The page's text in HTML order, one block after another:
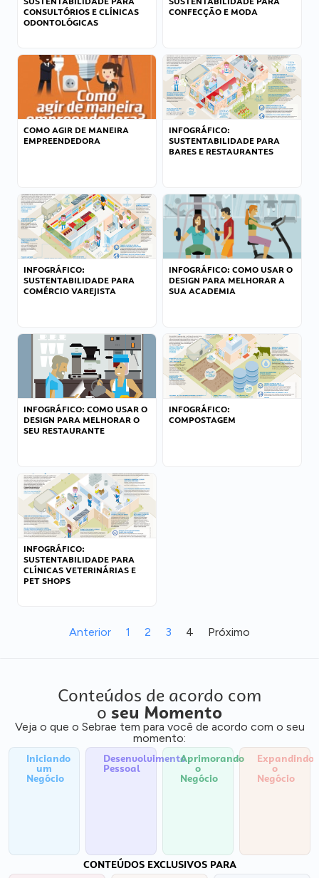
CONSULTÓRIOS E CLÍNICAS
ODONTOLÓGICAS
CONFECÇÃO E MODA
COMO AGIR DE MANEIRA
EMPREENDEDORA
INFOGRÁFICO:
SUSTENTABILIDADE PARA
BARES E RESTAURANTES
INFOGRÁFICO:
SUSTENTABILIDADE PARA
COMÉRCIO VAREJISTA
INFOGRÁFICO: COMO USAR O
DESIGN PARA MELHORAR A
SUA ACADEMIA
INFOGRÁFICO: COMO USAR O
DESIGN PARA MELHORAR O
SEU RESTAURANTE
INFOGRÁFICO:
COMPOSTAGEM
INFOGRÁFICO:
SUSTENTABILIDADE PARA
CLÍNICAS VETERINÁRIAS E
PET SHOPS
Anterior 1 2 3 4 Próximo
Conteúdos de acordo com
o seu Momento
Veja o que o Sebrae tem para você de acordo com o seu
momento:
Iniciando
um
Negócio
Desenvolvimento
Pessoal
Aprimorando
o
Negócio
Expandindo
o
Negócio
CONTEÚDOS EXCLUSIVOS PARA